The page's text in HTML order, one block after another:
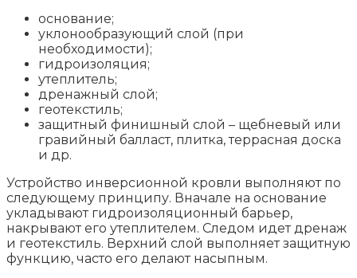
основание;
уклонообразующий слой (при
необходимости);
гидроизоляция;
утеплитель;
дренажный слой;
геотекстиль;
защитный финишный слой – щебневый или
гравийный балласт, плитка, террасная доска
и др.
Устройство инверсионной кровли выполняют по
следующему принципу. Вначале на основание
укладывают гидроизоляционный барьер,
накрывают его утеплителем. Следом идет дренаж
и геотекстиль. Верхний слой выполняет защитную
функцию, часто его делают насыпным.